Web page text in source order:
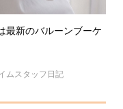
最新のバルーンブーケ
ムスタッフ日記